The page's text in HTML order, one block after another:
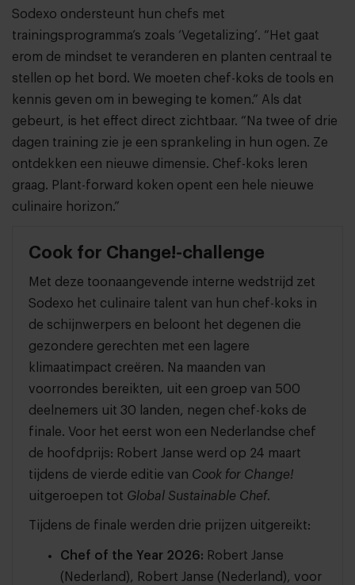
Sodexo ondersteunt hun chefs met
trainingsprogramma’s zoals ‘Vegetalizing’. “Het gaat
erom de mindset te veranderen en planten centraal te
stellen op het bord. We moeten chef-koks de tools en
kennis geven om in beweging te komen.” Als dat
gebeurt, is het effect direct zichtbaar. “Na twee of drie
dagen training zie je een sprankeling in hun ogen. Ze
ontdekken een nieuwe dimensie. Chef-koks leren
graag. Plant-forward koken opent een hele nieuwe
culinaire horizon.”
Cook for Change!-challenge
Met deze toonaangevende interne wedstrijd zet
Sodexo het culinaire talent van hun chef-koks in
de schijnwerpers en beloont het degenen die
gezondere gerechten met een lagere
klimaatimpact creëren. Na maanden van
voorrondes bereikten, uit een groep van 500
deelnemers uit 30 landen, negen chef-koks de
finale. Voor het eerst won een Nederlandse chef
de hoofdprijs: Robert Janse werd op 24 maart
tijdens de vierde editie van Cook for Change!
uitgeroepen tot Global Sustainable Chef.
Tijdens de finale werden drie prijzen uitgereikt:
Chef of the Year 2026: Robert Janse
(Nederland), Robert Janse (Nederland), voor